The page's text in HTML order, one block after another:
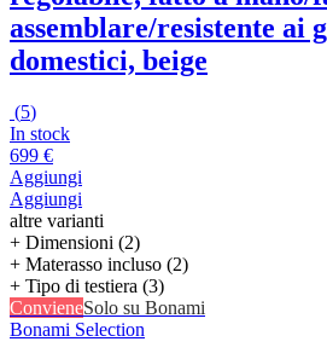
assemblare/resistente ai
domestici, beige
(5)
In stock
699 €
Aggiungi
Aggiungi
altre varianti
+ Dimensioni (2)
+ Materasso incluso (2)
+ Tipo di testiera (3)
ConvieneSolo su Bonami
Bonami Selection